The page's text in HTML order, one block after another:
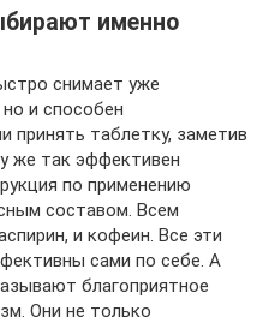
именно
снимает уже
и способен
принять таблетку, заметив
же так эффективен
по применению
составом. Всем
и кофеин. Все эти
сами по себе. А
благоприятное
Они не только